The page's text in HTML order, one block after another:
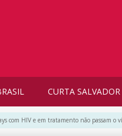
CURTA SALVADOR
com HIV e em tratamento não passam o